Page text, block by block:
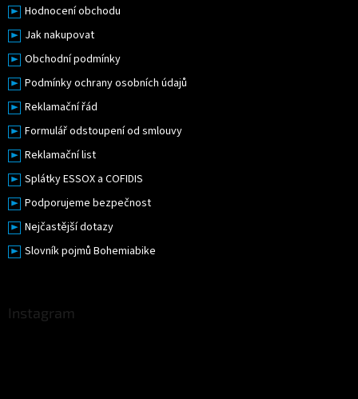
Hodnocení obchodu
Jak nakupovat
Obchodní podmínky
Podmínky ochrany osobních údajů
Reklamační řád
Formulář odstoupení od smlouvy
Reklamační list
Splátky ESSOX a COFIDIS
Podporujeme bezpečnost
Nejčastější dotazy
Slovník pojmů Bohemiabike
Instagram